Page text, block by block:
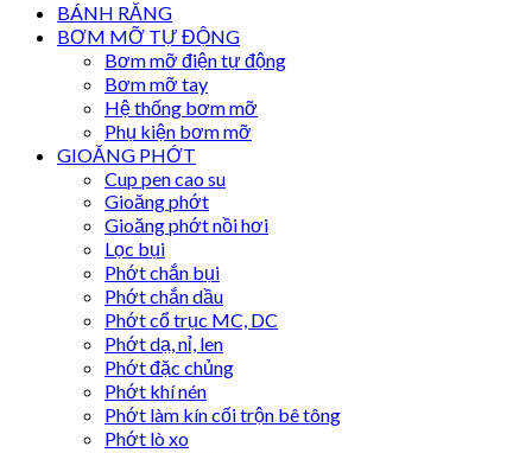
BÁNH RĂNG
BƠM MỠ TỰ ĐỘNG
Bơm mỡ điện tự động
Bơm mỡ tay
Hệ thống bơm mỡ
Phụ kiện bơm mỡ
GIOĂNG PHỚT
Cup pen cao su
Gioăng phớt
Gioăng phớt nồi hơi
Lọc bụi
Phớt chắn bụi
Phớt chắn dầu
Phớt cổ trục MC, DC
Phớt dạ, nỉ, len
Phớt đặc chủng
Phớt khí nén
Phớt làm kín cối trộn bê tông
Phớt lò xo